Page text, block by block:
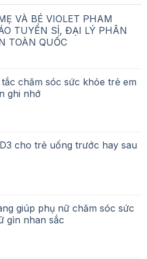
VÀ BÉ VIOLET PHAM
TUYỂN SỈ, ĐẠI LÝ PHÂN
TOÀN QUỐC
chăm sóc sức khỏe trẻ em
ghi nhớ
cho trẻ uống trước hay sau
giúp phụ nữ chăm sóc sức
gìn nhan sắc